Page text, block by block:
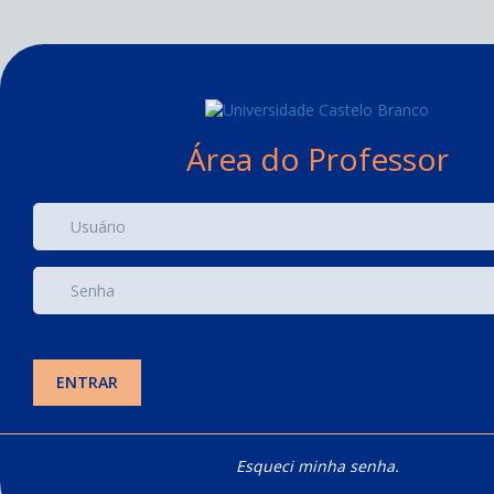
Área do Professor
ENTRAR
Esqueci minha senha.